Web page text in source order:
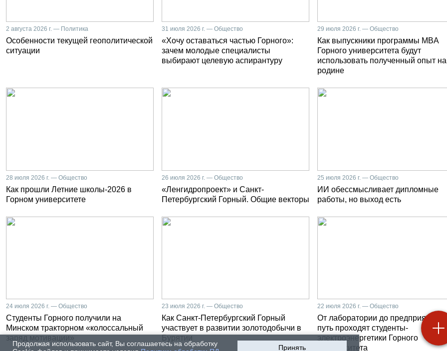
Продолжая использовать сайт, Вы соглашаетесь на обработку
Принять
2 августа 2026 г. — Политика
Особенности текущей геополитической
ситуации
31 июля 2026 г. — Общество
«Хочу оставаться частью Горного»:
зачем молодые специалисты
выбирают целевую аспирантуру
29 июля 2026 г. — Общество
Как выпускники программы MBA
Горного университета будут
использовать полученный опыт на
родине
28 июля 2026 г. — Общество
Как прошли Летние школы-2026 в
Горном университете
26 июля 2026 г. — Общество
«Ленгидропроект» и Санкт-
Петербургский Горный. Общие векторы
25 июля 2026 г. — Общество
ИИ обессмысливает дипломные
работы, но выход есть
24 июля 2026 г. — Общество
Студенты Горного получили на
Минском тракторном «колоссальный
заряд мотивации»
23 июля 2026 г. — Общество
Как Санкт-Петербургский Горный
участвует в развитии золотодобычи в
Бурятии
22 июля 2026 г. — Общество
От лаборатории до предприятия:
путь проходят студенты-
электроэнергетики Горного
университета